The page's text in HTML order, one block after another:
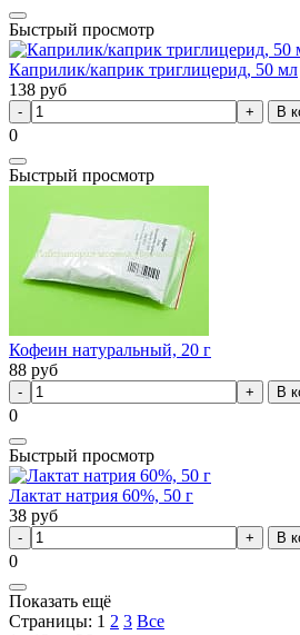
Быстрый просмотр
Каприлик/каприк триглицерид, 50 мл
138 руб
В
0
Быстрый просмотр
Кофеин натуральный, 20 г
88 руб
В
0
Быстрый просмотр
Лактат натрия 60%, 50 г
38 руб
В
0
Показать ещё
Страницы: 1 2 3 Все